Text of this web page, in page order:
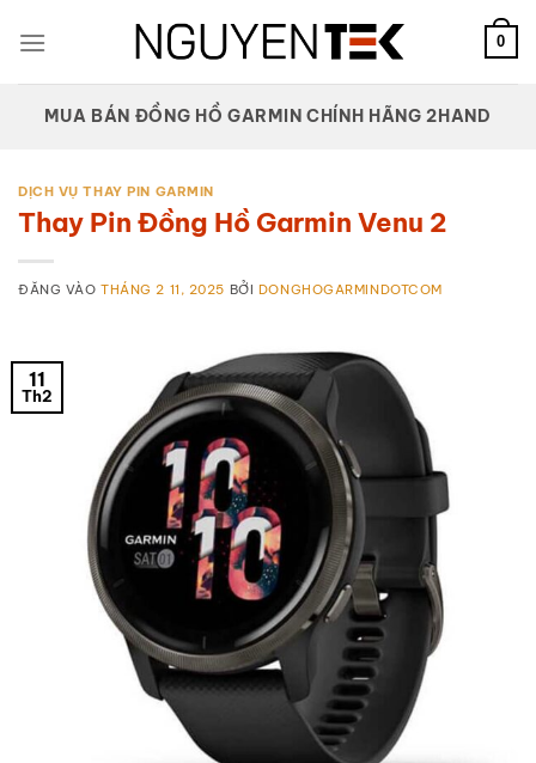
qua
0
MUA BÁN ĐỒNG HỒ GARMIN CHÍNH HÃNG 2HAND
DỊCH VỤ THAY PIN GARMIN
Thay Pin Đồng Hồ Garmin Venu 2
ĐĂNG VÀOTHÁNG 2 11, 2025 BỞI DONGHOGARMINDOTCOM
11
Th2